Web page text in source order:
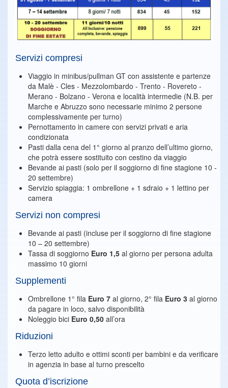
Servizi compresi
Viaggio in minibus/pullman GT con assistente e partenze
da Malè - Cles - Mezzolombardo - Trento - Rovereto -
Merano - Bolzano - Verona e località intermedie (N.B. per
Marche e Abruzzo sono necessarie minimo 2 persone
complessivamente per turno)
Pernottamento in camere con servizi privati e aria
condizionata
Pasti dalla cena del 1° giorno al pranzo dell’ultimo giorno,
che potrà essere sostituito con cestino da viaggio
Bevande ai pasti (solo per il soggiorno di fine stagione 10 -
20 settembre)
Servizio spiaggia: 1 ombrellone + 1 sdraio + 1 lettino per
camera
Servizi non compresi
Bevande ai pasti (incluse per il soggiorno di fine stagione
10 – 20 settembre)
Tassa di soggiorno Euro 1,5 al giorno per persona adulta
massimo 10 giorni
Supplementi
Ombrellone 1° fila Euro 7 al giorno, 2° fila Euro 3 al giorno
da pagare in loco, salvo disponibilità
Noleggio bici Euro 0,50 all’ora
Riduzioni
Terzo letto adulto e ottimi sconti per bambini e da verificare
in agenzia in base al turno prescelto
Quota d’iscrizione